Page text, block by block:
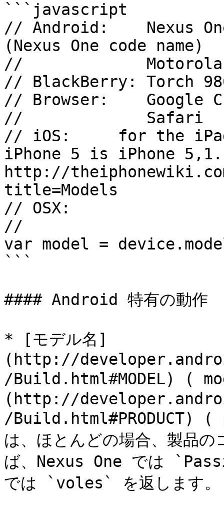
```javascript
// Android:    Nexus
(Nexus One code name)
//             Motorola
// BlackBerry: Torch
// Browser:    Google
//             Safari
// iOS:     for the
iPhone 5 is iPhone 5,1.
http://
title=Models
// OSX:
//
var model =
```
#### Android 特有の動作
* [モデル名]
(http://
/Build.html#MODEL) (
(http://
/Build.html#PRODUCT) (
は、ほとんどの場合、製品
ば、Nexus One では
では `voles` を返します。